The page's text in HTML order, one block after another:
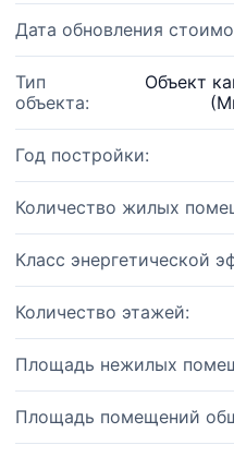
Дата обновления
Тип
объекта:
Объект
Год постройки:
Количество жилых
Класс энергетической
Количество этажей:
Площадь нежилых
Площадь помещений